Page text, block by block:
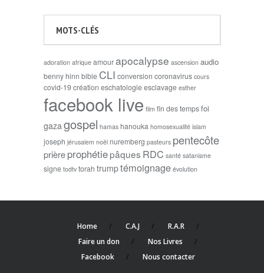
MOTS-CLÉS
adoration afrique amourapocalypse ascension audio
benny hinn bible CLI conversion coronavirus cours
covid-19création eschatologieesclavage esther
facebook live film fin des tempsfoi
gaza gospel hamas hanouka homosexualité islam
joseph jérusalem noël nuremberg pasteurs pentecôte
prièreprophétiepâques RDC santé satanisme
signe todtv torah trumptémoignage évolution
Home C.A.J
R.A.R
Faire un don
Nos Livres
Facebook
Nous contacter